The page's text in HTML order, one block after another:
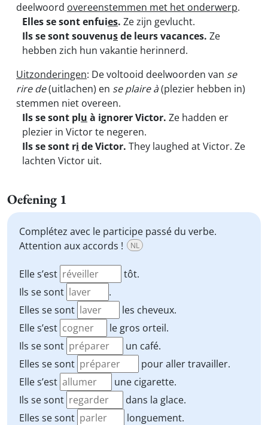
deelwoord overeenstemmen met het onderwerp.
Elles se sont enfuies. Ze zijn gevlucht.
Ils se sont souvenusde leurs vacances. Ze
hebben zich hun vakantie herinnerd.
Uitzonderingen: De voltooid deelwoorden van se
rire de(uitlachen) en se plaire à(plezier hebben in)
stemmen niet overeen.
Ils se sont plu à ignorer Victor. Ze hadden er
plezier in Victor te negeren.
Ils se sont ri de Victor. They laughed at Victor. Ze
lachten Victor uit.
Oefening 1
Complétez avec le participe passé du verbe.
Attention aux accords !
NL
Elle s’est
tôt.
Ils se sont
.
Elles se sont
les cheveux.
Elle s’est
le gros orteil.
Ils se sont
un café.
Elles se sont
pour aller travailler.
Elle s’est
une cigarette.
Ils se sont
dans la glace.
Elles se sont
longuement.